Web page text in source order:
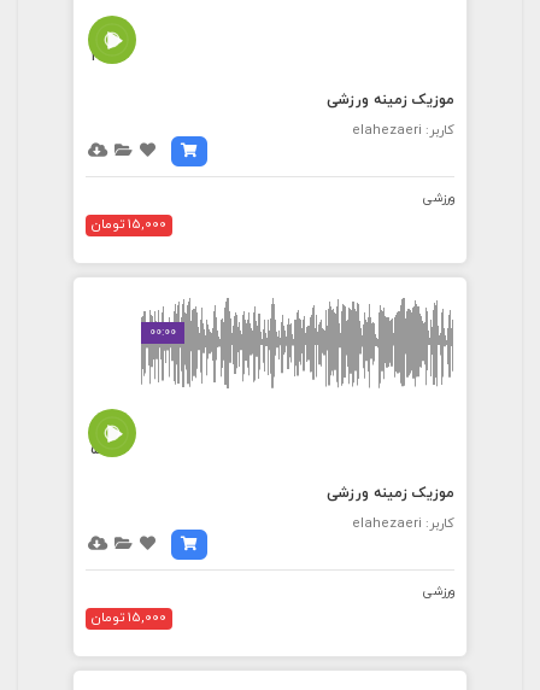
4:47
موزیک زمینه ورزشی
کاربر: elahezaeri
ورزشی
15,000 تومان
00:00
5:01
موزیک زمینه ورزشی
کاربر: elahezaeri
ورزشی
15,000 تومان